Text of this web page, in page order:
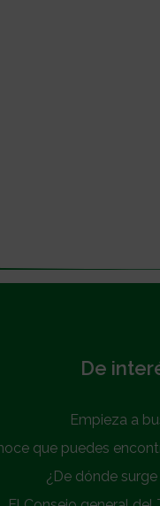
De
Empieza a
que puedes
¿De dónde